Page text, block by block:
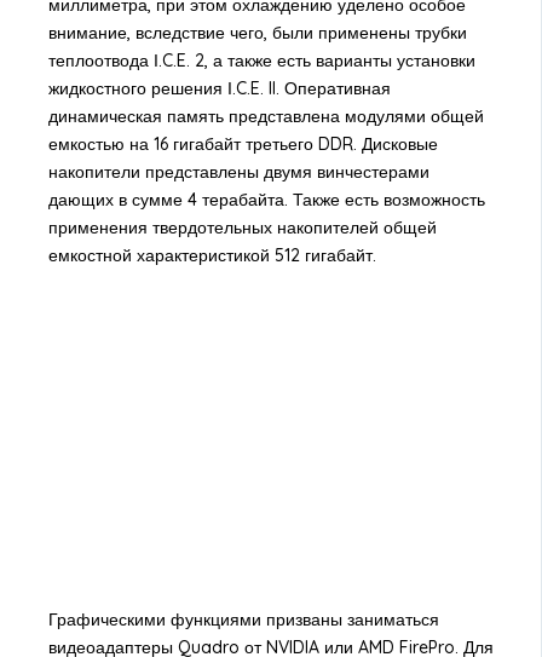
миллиметра, при этом охлаждению уделено особое
внимание, вследствие чего, были применены трубки
теплоотвода І.C.E. 2, а также есть варианты установки
жидкостного решения І.C.E. II. Оперативная
динамическая память представлена модулями общей
емкостью на 16 гигабайт третьего DDR. Дисковые
накопители представлены двумя винчестерами
дающих в сумме 4 терабайта. Также есть возможность
применения твердотельных накопителей общей
емкостной характеристикой 512 гигабайт.
Графическими функциями призваны заниматься
видеоадаптеры Quadro от NVIDIA или AMD FirePro. Для